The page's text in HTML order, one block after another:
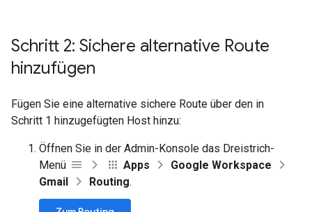
Schritt 2: Sichere alternative Route
hinzufügen
Fügen Sie eine alternative sichere Route über den in
Schritt 1 hinzugefügten Host hinzu:
Öffnen Sie in der Admin-Konsole das Dreistrich-
Menü
Apps
Google Workspace
Gmail
Routing.